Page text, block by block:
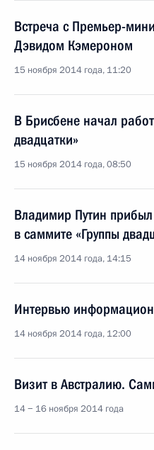
Встреча с Премьер-
Дэвидом Кэмероном
15 ноября 2014 года, 11:20
В Брисбене начал
двадцатки»
15 ноября 2014 года, 08:50
Владимир Путин
в саммите «Группы
14 ноября 2014 года, 14:15
Интервью
14 ноября 2014 года, 12:00
Визит в Австралию.
14 − 16 ноября 2014 года